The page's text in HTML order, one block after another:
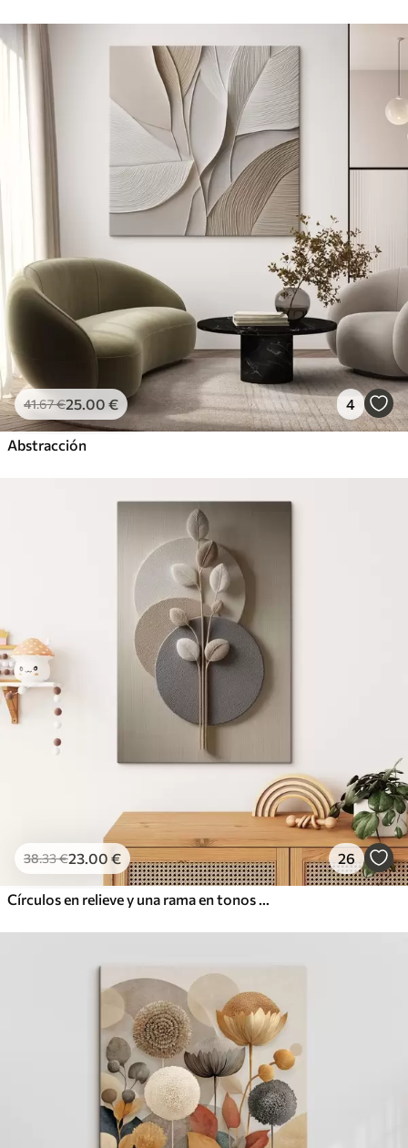
41.67€25.00 € 4
Abstracción
38.33€23.00 € 26
Círculos en relieve y una rama en tonos neutros cálidos